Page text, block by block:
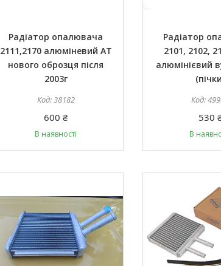
Радіатор опалювача
2111,2170 алюміневий AT
нового оброзця після
2003г
38182
600 ₴
В наявності
Радіатор
2101, 2102,
алюмінієвий
530
В